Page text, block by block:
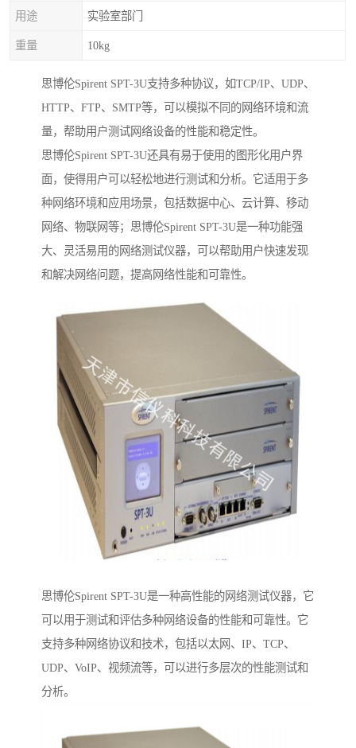
用途 实验室部门
重量 10kg
思博伦Spirent SPT-3U支持多种协议，如TCP/IP、UDP、
HTTP、FTP、SMTP等，可以模拟不同的网络环境和流
量，帮助用户测试网络设备的性能和稳定性。
思博伦Spirent SPT-3U还具有易于使用的图形化用户界
面，使得用户可以轻松地进行测试和分析。它适用于多
种网络环境和应用场景，包括数据中心、云计算、移动
网络、物联网等；思博伦Spirent SPT-3U是一种功能强
大、灵活易用的网络测试仪器，可以帮助用户快速发现
和解决网络问题，提高网络性能和可靠性。
思博伦Spirent SPT-3U是一种高性能的网络测试仪器，它
可以用于测试和评估多种网络设备的性能和可靠性。它
支持多种网络协议和技术，包括以太网、IP、TCP、
UDP、VoIP、视频流等，可以进行多层次的性能测试和
分析。